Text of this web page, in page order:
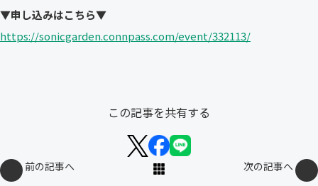
▼申し込みはこちら▼
https://sonicgarden.connpass.com/event/332113/
この記事を共有する
前の記事へ 次の記事へ